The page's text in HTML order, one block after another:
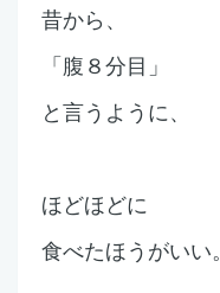
昔から、
「腹８分目」
と言うように、
ほどほどに
食べたほうがいい。